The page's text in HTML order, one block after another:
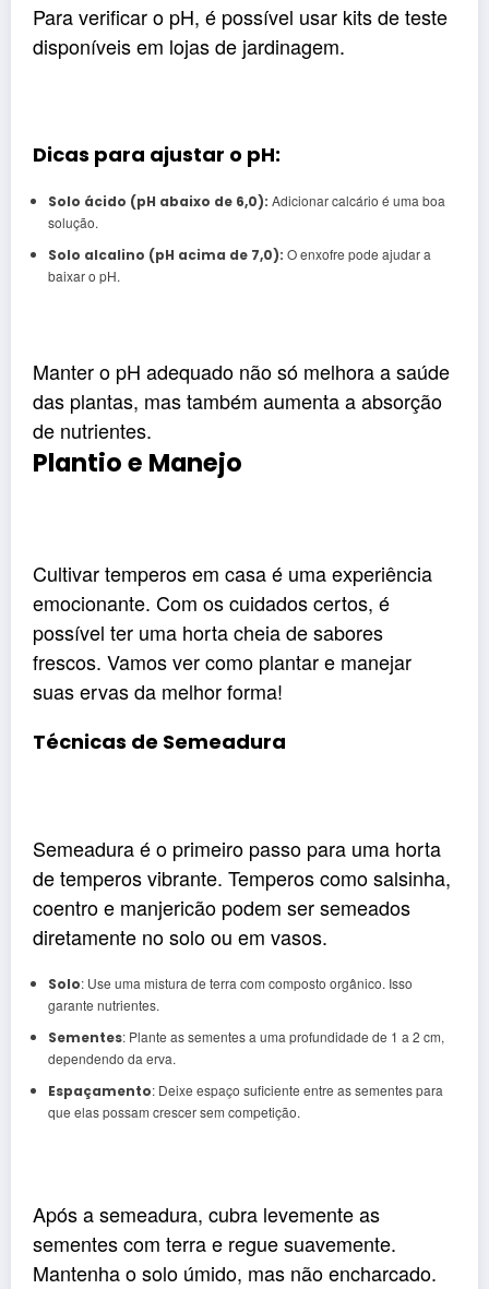
Para verificar o pH, é possível usar kits de teste
disponíveis em lojas de jardinagem.
Dicas para ajustar o pH:
Solo ácido (pH abaixo de 6,0): Adicionar calcário é uma boa
solução.
Solo alcalino (pH acima de 7,0): O enxofre pode ajudar a
baixar o pH.
Manter o pH adequado não só melhora a saúde
das plantas, mas também aumenta a absorção
de nutrientes.
Plantio e Manejo
Cultivar temperos em casa é uma experiência
emocionante. Com os cuidados certos, é
possível ter uma horta cheia de sabores
frescos. Vamos ver como plantar e manejar
suas ervas da melhor forma!
Técnicas de Semeadura
Semeadura é o primeiro passo para uma horta
de temperos vibrante. Temperos como salsinha,
coentro e manjericão podem ser semeados
diretamente no solo ou em vasos.
Solo: Use uma mistura de terra com composto orgânico. Isso
garante nutrientes.
Sementes: Plante as sementes a uma profundidade de 1 a 2 cm,
dependendo da erva.
Espaçamento: Deixe espaço suficiente entre as sementes para
que elas possam crescer sem competição.
Após a semeadura, cubra levemente as
sementes com terra e regue suavemente.
Mantenha o solo úmido, mas não encharcado.